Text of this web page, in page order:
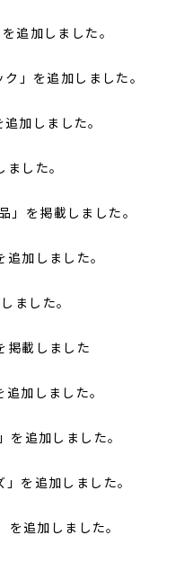
追加しました。
」を追加しました。
加しました。
した。
を掲載しました。
加しました。
ました。
掲載しました
加しました。
追加しました。
を追加しました。
追加しました。